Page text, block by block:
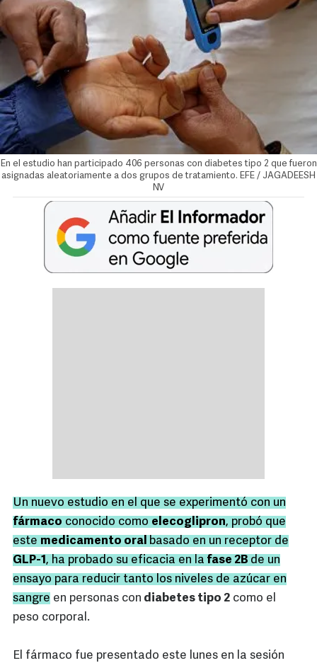
En el estudio han participado 406 personas con diabetes tipo 2 que fueron
asignadas aleatoriamente a dos grupos de tratamiento. EFE / JAGADEESH
NV
Un nuevo estudio en el que se experimentó con un
fármaco conocido como elecoglipron, probó que
este medicamento oral basado en un receptor de
GLP-1, ha probado su eficacia en la fase 2B de un
ensayo para reducir tanto los niveles de azúcar en
sangre en personas con diabetes tipo 2 como el
peso corporal.
El fármaco fue presentado este lunes en la sesión